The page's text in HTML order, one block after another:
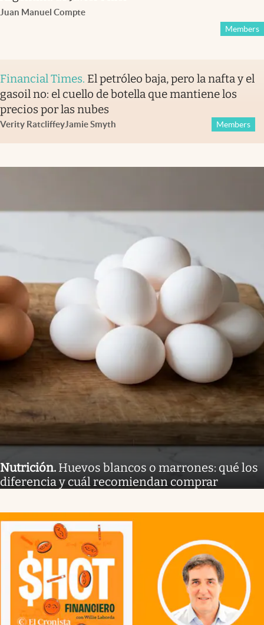
Juan Manuel Compte
Members
Financial Times. El petróleo baja, pero la nafta y el
gasoil no: el cuello de botella que mantiene los
precios por las nubes
Verity RatcliffeyJamie Smyth Members
Nutrición. Huevos blancos o marrones: qué los
diferencia y cuál recomiendan comprar